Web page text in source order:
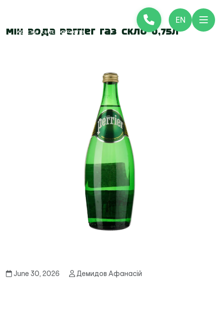
EN
Мін вода Perrier газ скло 0,75л
June 30, 2026 Демидов Афанасій